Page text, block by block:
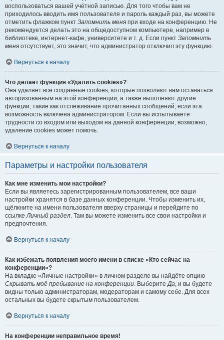
воспользоваться вашей учётной записью. Для того чтобы вам не
приходилось вводить имя пользователя и пароль каждый раз, вы можете
отметить флажком пункт Запомнить меня при входе на конференцию. Не
рекомендуется делать это на общедоступном компьютере, например в
библиотеке, интернет-кафе, университете и т. д. Если пункт Запомнить
меня отсутствует, это значит, что администратор отключил эту функцию.
Вернуться к началу
Что делает функция «Удалить cookies»?
Она удаляет все созданные cookies, которые позволяют вам оставаться
авторизованным на этой конференции, а также выполняют другие
функции, такие как отслеживание прочитанных сообщений, если эта
возможность включена администратором. Если вы испытываете
трудности со входом или выходом на данной конференции, возможно,
удаление cookies может помочь.
Вернуться к началу
Параметры и настройки пользователя
Как мне изменить мои настройки?
Если вы являетесь зарегистрированным пользователем, все ваши
настройки хранятся в базе данных конференции. Чтобы изменить их,
щёлкните на имени пользователя вверху страницы и перейдите по
ссылкеЛичный раздел. Там вы можете изменить все свои настройки и
предпочтения.
Вернуться к началу
Как избежать появления моего имени в списке «Кто сейчас на
конференции»?
На вкладке «Личные настройки» в личном разделе вы найдёте опцию
Скрывать моё пребывание на конференции. ВыберитеДа, и вы будете
видны только администраторам, модераторам и самому себе. Для всех
остальных вы будете скрытым пользователем.
Вернуться к началу
На конференции неправильное время!